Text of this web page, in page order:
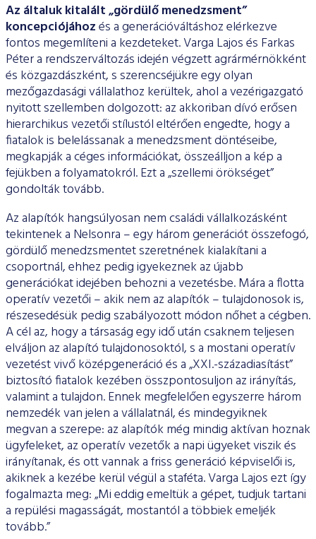
Az általuk kitalált „gördülő menedzsment”
koncepciójá­hozés a generációváltáshoz elérkezve
fontos megemlíteni a kezdeteket. Varga Lajos és Farkas
Péter a rendszerváltozás ide­jén végzett agrármérnökként
és közgazdászként, s szerencséjük­re egy olyan
mezőgazdasági vállalathoz kerültek, ahol a vezérigazgató
nyitott szellemben dolgozott: az akkoriban dívó erősen
hierarchikus vezetői stílustól eltérően engedte, hogy a
fiatalok is belelássanak a menedzsment döntéseibe,
megkapják a céges információkat, összeálljon a kép a
fejükben a folyamatokról. Ezt a „szellemi örökséget”
gondolták tovább.
Az alapítók hangsúlyosan nem családi vállalkozásként
tekinte­nek a Nelsonra – egy három generációt összefogó,
gördülő me­nedzsmentet szeretnének kialakítani a
csoportnál, ehhez pedig igyekeznek az újabb
generációkat idejében behozni a vezetés­be. Mára a flotta
operatív vezetői – akik nem az alapítók – tu­lajdonosok is,
részesedésük pedig szabályozott módon nőhet a cégben.
A cél az, hogy a társaság egy idő után csaknem teljesen
elváljon az alapító tulajdonosoktól, s a mostani operatív
vezetést vivő középgeneráció és a „XXI.-századiasítást”
biztosító fiatalok kezében összpontosuljon az irányítás,
valamint a tulajdon. Ennek megfelelően egyszerre három
nemzedék van jelen a vállalatnál, és mindegyiknek
megvan a szerepe: az alapítók még mindig ak­tívan hoznak
ügyfeleket, az operatív vezetők a napi ügyeket vi­szik és
irányítanak, és ott vannak a friss generáció képviselői is,
akiknek a kezébe kerül végül a staféta. Varga Lajos ezt így
fogal­mazta meg: „Mi eddig emeltük a gépet, tudjuk tartani
a repülési magasságát, mostantól a többiek emeljék
tovább.”